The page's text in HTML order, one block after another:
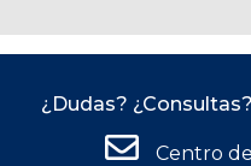
¿Dudas?
Centro